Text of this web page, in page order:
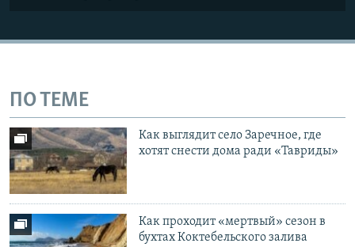
ПО ТЕМЕ
Как выглядит село Заречное, где
хотят снести дома ради «Тавриды»
Как проходит «мертвый» сезон в
бухтах Коктебельского залива